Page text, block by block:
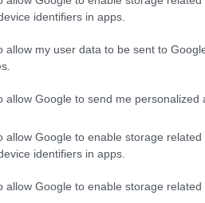
identifiers in apps.
allow my user data to be sent to
allow Google to send me personalized
allow Google to enable storage
identifiers in apps.
allow Google to enable storage
energetici e
architetture precedenti e
valore aggiunto.
connettività al valore
investimenti futuri e le